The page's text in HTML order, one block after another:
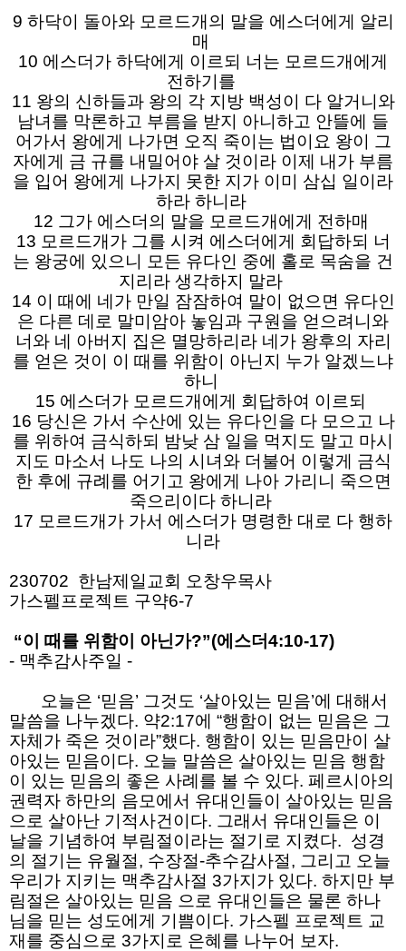
9 하닥이 돌아와 모르드개의 말을 에스더에게 알리
매
10 에스더가 하닥에게 이르되 너는 모르드개에게
전하기를
11 왕의 신하들과 왕의 각 지방 백성이 다 알거니와
남녀를 막론하고 부름을 받지 아니하고 안뜰에 들
어가서 왕에게 나가면 오직 죽이는 법이요 왕이 그
자에게 금 규를 내밀어야 살 것이라 이제 내가 부름
을 입어 왕에게 나가지 못한 지가 이미 삼십 일이라
하라 하니라
12 그가 에스더의 말을 모르드개에게 전하매
13 모르드개가 그를 시켜 에스더에게 회답하되 너
는 왕궁에 있으니 모든 유다인 중에 홀로 목숨을 건
지리라 생각하지 말라
14 이 때에 네가 만일 잠잠하여 말이 없으면 유다인
은 다른 데로 말미암아 놓임과 구원을 얻으려니와
너와 네 아버지 집은 멸망하리라 네가 왕후의 자리
를 얻은 것이 이 때를 위함이 아닌지 누가 알겠느냐
하니
15 에스더가 모르드개에게 회답하여 이르되
16 당신은 가서 수산에 있는 유다인을 다 모으고 나
를 위하여 금식하되 밤낮 삼 일을 먹지도 말고 마시
지도 마소서 나도 나의 시녀와 더불어 이렇게 금식
한 후에 규례를 어기고 왕에게 나아 가리니 죽으면
죽으리이다 하니라
17 모르드개가 가서 에스더가 명령한 대로 다 행하
니라
230702 한남제일교회 오창우목사
가스펠프로젝트 구약6-7
“이 때를 위함이 아닌가?”(에스더4:10-17)
- 맥추감사주일 -
오늘은 ‘믿음’ 그것도 ‘살아있는 믿음’에 대해서
말씀을 나누겠다. 약2:17에 “행함이 없는 믿음은 그
자체가 죽은 것이라”했다. 행함이 있는 믿음만이 살
아있는 믿음이다. 오늘 말씀은 살아있는 믿음 행함
이 있는 믿음의 좋은 사례를 볼 수 있다. 페르시아의
권력자 하만의 음모에서 유대인들이 살아있는 믿음
으로 살아난 기적사건이다. 그래서 유대인들은 이
날을 기념하여 부림절이라는 절기로 지켰다. 성경
의 절기는 유월절, 수장절-추수감사절, 그리고 오늘
우리가 지키는 맥추감사절 3가지가 있다. 하지만 부
림절은 살아있는 믿음 으로 유대인들은 물론 하나
님을 믿는 성도에게 기쁨이다. 가스펠 프로젝트 교
재를 중심으로 3가지로 은혜를 나누어 보자.